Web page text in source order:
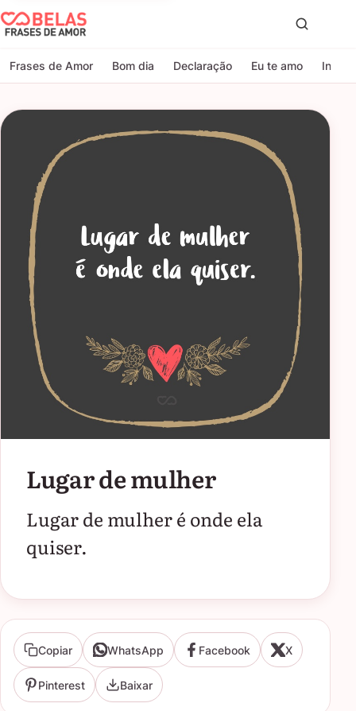
Belas Frases de Amor
Frases de Amor Bom dia Declaração Eu te amo
Lugar de mulher
Lugar de mulher é onde ela
quiser.
Copiar WhatsApp Facebook X
Pinterest Baixar